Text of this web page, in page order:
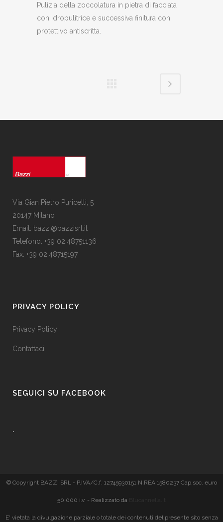
Pulizia della zoccolatura in pietra di facciata
con idropulitrice e successiva finitura con
protettivo antiscritta.
Via Gian Pietro Puricelli, 5
20147 Milano
Email: bazzi@bazzisrl.it
Telefono: +39 02.48751136
Fax: +39 02.48715197
PRIVACY POLICY
Privacy Policy
Contattaci
SEGUICI SU FACEBOOK
.
© Copyright BAZZI SRL - P.IVA/C.f. 12745930151 N.REA 1580237 Cap.soc. euro
50.000 i.v. - Realizzato da
E' vietata la divulgazione parziale o totale dei contenuti del presente sito senza